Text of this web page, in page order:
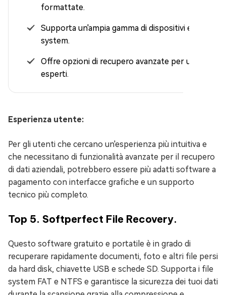
formattate.
Supporta un'ampia gamma di dispositivi e file
system.
Offre opzioni di recupero avanzate per utenti
esperti.
Esperienza utente:
Per gli utenti che cercano un'esperienza più intuitiva e
che necessitano di funzionalità avanzate per il recupero
di dati aziendali, potrebbero essere più adatti software a
pagamento con interfacce grafiche e un supporto
tecnico più completo.
Top 5. Softperfect File Recovery.
Questo software gratuito e portatile è in grado di
recuperare rapidamente documenti, foto e altri file persi
da hard disk, chiavette USB e schede SD. Supporta i file
system FAT e NTFS e garantisce la sicurezza dei tuoi dati